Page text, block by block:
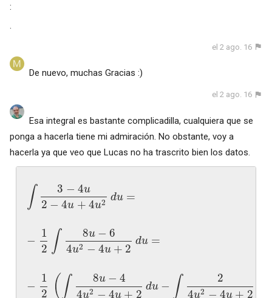
:
.
el 2 ago. 16
De nuevo, muchas Gracias :)
el 2 ago. 16
Esa integral es bastante complicadilla, cualquiera que se
ponga a hacerla tiene mi admiración. No obstante, voy a
hacerla ya que veo que Lucas no ha trascrito bien los datos.
∫ 3 −4u
2− 4u +4u2 du =
− 1
2 ∫ 8u−6
4u2 −4u+2 du =
− 1
2 (∫ 8u− 4
4u2 −4u+ 2 du− ∫
2
4u2 − 4u+ 2